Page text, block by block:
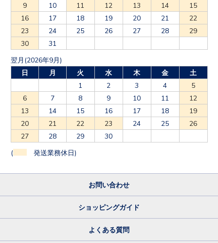
9
10 11 12 13 14
15
16
17 18 19 20 21
22
23
24 25 26 27 28
29
30
31
翌月(2026年9月)
日
月 火 水 木 金
土
1
2 3 4
5
6
7 8 9 10 11
12
13
14 15 16 17 18
19
20
21 22 23 24 25
26
27
28 29 30
( 発送業務休日)
お問い合わせ
ショッピングガイド
よくある質問